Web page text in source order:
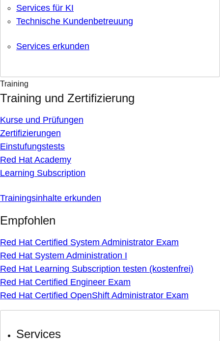
Services für KI
Technische Kundenbetreuung
Services erkunden
Training
Training und Zertifizierung
Kurse und Prüfungen
Zertifizierungen
Einstufungstests
Red Hat Academy
Learning Subscription
Trainingsinhalte erkunden
Empfohlen
Red Hat Certified System Administrator Exam
Red Hat System Administration I
Red Hat Learning Subscription testen (kostenfrei)
Red Hat Certified Engineer Exam
Red Hat Certified OpenShift Administrator Exam
Services